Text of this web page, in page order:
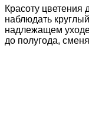
Красоту цветения
наблюдать
надлежащем уходе
до полугода,